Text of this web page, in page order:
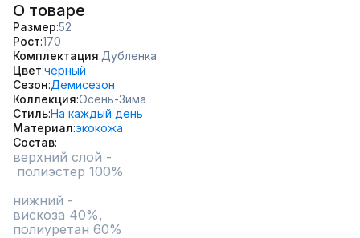
О товаре
Размер 52
Рост 170
Комплектация Дубленка
Цвет черный
Сезон Демисезон
Коллекция Осень-Зима
СтильНа каждый день
Материал экокожа
Состав
верхний слой -
нижний -
вискоза 40%,
полиуретан 60%